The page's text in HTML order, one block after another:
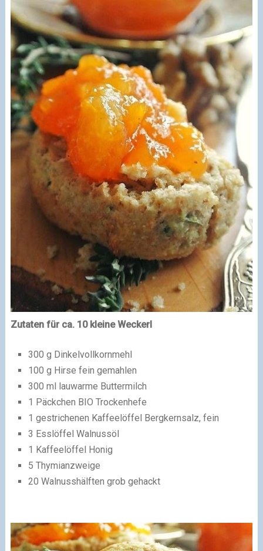
Zutaten für ca. 10 kleine Weckerl
300 g Dinkelvollkornmehl
100 g Hirse fein gemahlen
300 ml lauwarme Buttermilch
1 Päckchen BIO Trockenhefe
1 gestrichenen Kaffeelöffel Bergkernsalz, fein
3 Esslöffel Walnussöl
1 Kaffeelöffel Honig
5 Thymianzweige
20 Walnusshälften grob gehackt